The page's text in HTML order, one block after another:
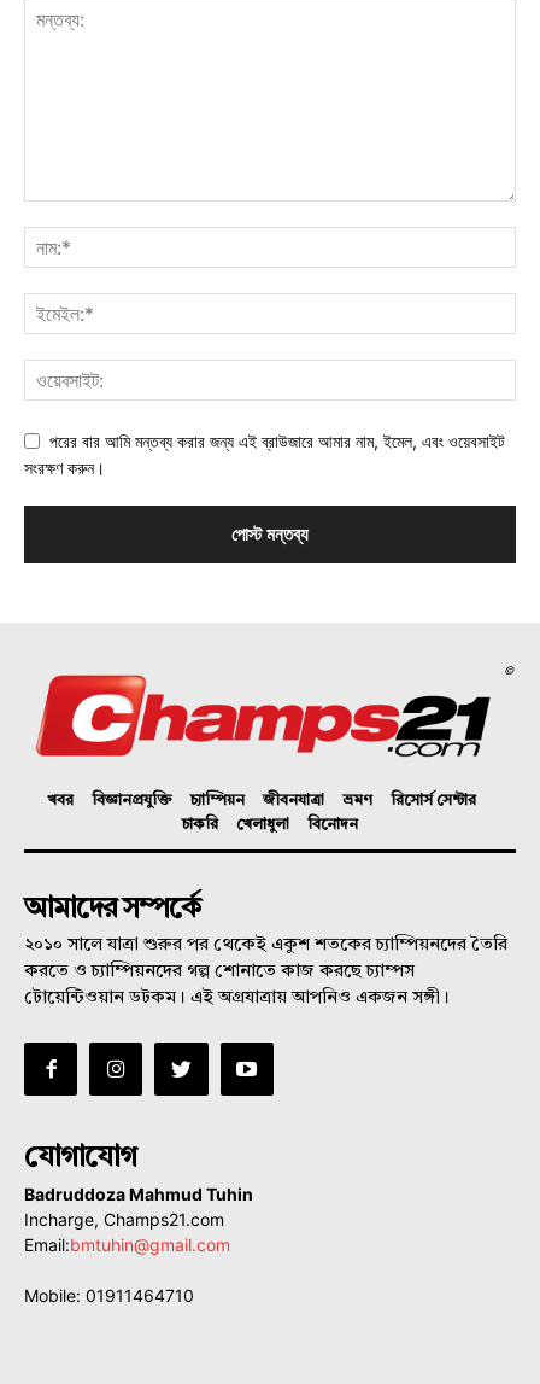
পরের বার আমি মন্তব্য করার জন্য এই ব্রাউজারে আমার নাম, ইমেল, এবং ওয়েবসাইট
সংরক্ষণ করুন।
©
খবর বিজ্ঞানপ্রযুক্তি চ্যাম্পিয়ন জীবনযাত্রা ভ্রমণ
রিসোর্স সেন্টার
চাকরি
খেলাধুলা বিনোদন
আমাদের সম্পর্কে
২০১০ সালে যাত্রা শুরুর পর থেকেই একুশ শতকের চ্যাম্পিয়নদের তৈরি
করতে ও চ্যাম্পিয়নদের গল্প শোনাতে কাজ করছে চ্যাম্পস
টোয়েন্টিওয়ান ডটকম। এই অগ্রযাত্রায় আপনিও একজন সঙ্গী।
যোগাযোগ
Badruddoza Mahmud Tuhin
Incharge, Champs21.com
Email:bmtuhin@gmail.com
Mobile: 01911464710